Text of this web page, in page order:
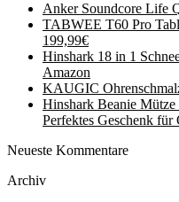
Anker Soundcore Life
TABWEE T60 Pro
199,99€
Hinshark 18 in 1
Amazon
KAUGIC
Hinshark Beanie
Perfektes Geschenk für
Neueste Kommentare
Archiv